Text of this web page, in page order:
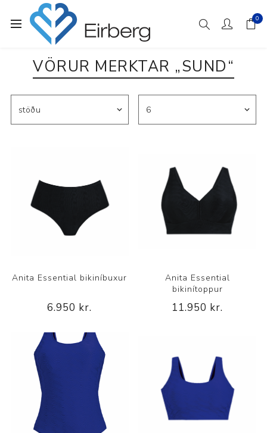
0
VÖRUR MERKTAR „SUND“
Anita Essential bikiníbuxur
6.950 kr.
Anita Essential
bikinítoppur
11.950 kr.